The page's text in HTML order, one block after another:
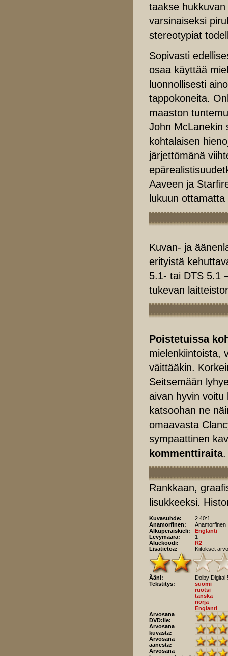
taakse hukkuvan
varsinaiseksi
stereotypiat
Sopivasti
osaa käyttää
luonnollisesti
tappokoneita.
maaston
John McLanekin
kohtalaisen
järjettömänä
Aaveen ja
lukuun
Kuvan- ja
erityistä
5.1- tai DTS 5.1
tukevan
Poistetuissa
mielenkiintoista,
väittääkin.
Seitsemään
aivan hyvin
katsoohan ne
omaavasta
sympaattinen
kommenttiraita.
Rankkaan,
lisukkeeksi.
Kuvasuhde:
2.40:1
Anamorfinen:
Anamorfinen
Alkuperäiskieli:
Englanti
Levymäärä:
1
Aluekoodi:
R2
Lisätietoa:
Kiitokset
Ääni:
Dolby Digital
Tekstitys:
suomi
ruotsi
tanska
norja
Englanti
Arvosana
DVD:lle:
Arvosana
kuvasta:
Arvosana
äänestä:
Arvosana